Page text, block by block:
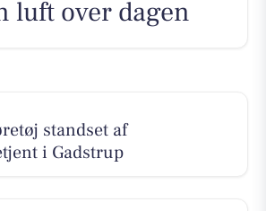
luft over dagen
standset af
i Gadstrup